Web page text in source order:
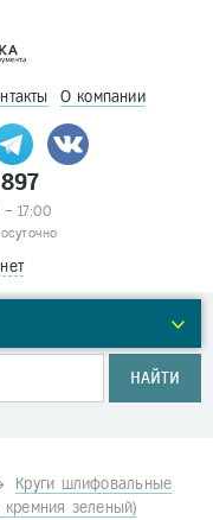
О компании
– 17:00
НАЙТИ
Круги шлифовальные
зеленый)